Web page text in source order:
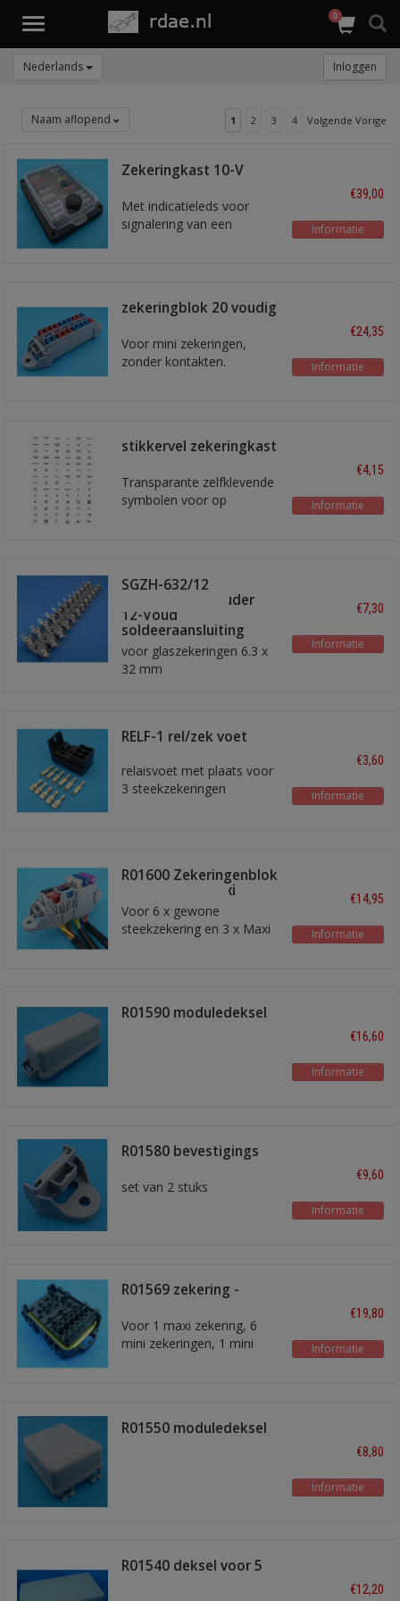
Toggle
0
Nederlands Inloggen
Naam aflopend 1 2 3 4 Volgende Vorige
Zekeringkast 10-V
waterdicht
Met indicatieleds voor
signalering van een
€39,00
Informatie
zekeringblok 20 voudig
Voor mini zekeringen,
zonder kontakten.
€24,35
Informatie
stikkervel zekeringkast
Transparante zelfklevende
symbolen voor op
€4,15
Informatie
SGZH-632/12
Glaszekeringhouder
12-Voud
soldeeraansluiting
voor glaszekeringen 6.3 x
32 mm
€7,30
Informatie
RELF-1 rel/zek voet
relaisvoet met plaats voor
3 steekzekeringen
€3,60
Informatie
R01600 Zekeringenblok
6xsteek + 3xmaxi
Voor 6 x gewone
steekzekering en 3 x Maxi
€14,95
Informatie
R01590 moduledeksel
€16,60
Informatie
R01580 bevestigings
set van 2 stuks
€9,60
Informatie
R01569 zekering -
Voor 1 maxi zekering, 6
mini zekeringen, 1 mini
€19,80
Informatie
R01550 moduledeksel
€8,80
Informatie
R01540 deksel voor 5
€12,20